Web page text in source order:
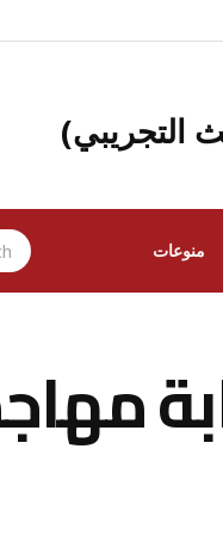
التجريبي)
منوعات